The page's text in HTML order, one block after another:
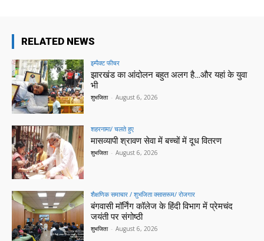
RELATED NEWS
इम्पैक्ट फीचर
झारखंड का आंदोलन बहुत अलग है…और यहां के युवा
भी
शुभजिता - August 6, 2026
शहरनामा/ चलते हुए
मासव्यापी श्रावण सेवा में बच्चों में दूध वितरण
शुभजिता - August 6, 2026
शैक्षणिक समाचार / शुभजिता क्सासरूम/ रोजगार
बंगवासी मॉर्निंग कॉलेज के हिंदी विभाग में प्रेमचंद
जयंती पर संगोष्ठी
शुभजिता - August 6, 2026